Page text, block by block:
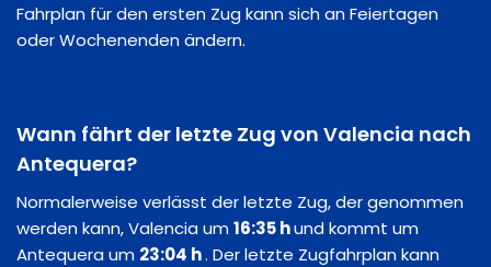
Fahrplan für den ersten Zug kann sich an Feiertagen
oder Wochenenden ändern.
Wann fährt der letzte Zug von Valencia nach
Antequera?
Normalerweise verlässt der letzte Zug, der genommen
werden kann, Valencia um16:35 hund kommt um
Antequera um 23:04 h. Der letzte Zugfahrplan kann